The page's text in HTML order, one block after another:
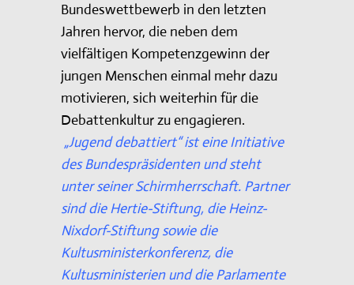
Bundeswettbewerb in den letzten
Jahren hervor, die neben dem
vielfältigen Kompetenzgewinn der
jungen Menschen einmal mehr dazu
motivieren, sich weiterhin für die
Debattenkultur zu engagieren.
„Jugend debattiert“ ist eine Initiative
des Bundespräsidenten und steht
unter seiner Schirmherrschaft. Partner
sind die Hertie-Stiftung, die Heinz-
Nixdorf-Stiftung sowie die
Kultusministerkonferenz, die
Kultusministerien und die Parlamente